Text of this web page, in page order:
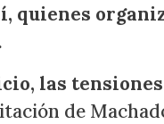
quienes
las
de